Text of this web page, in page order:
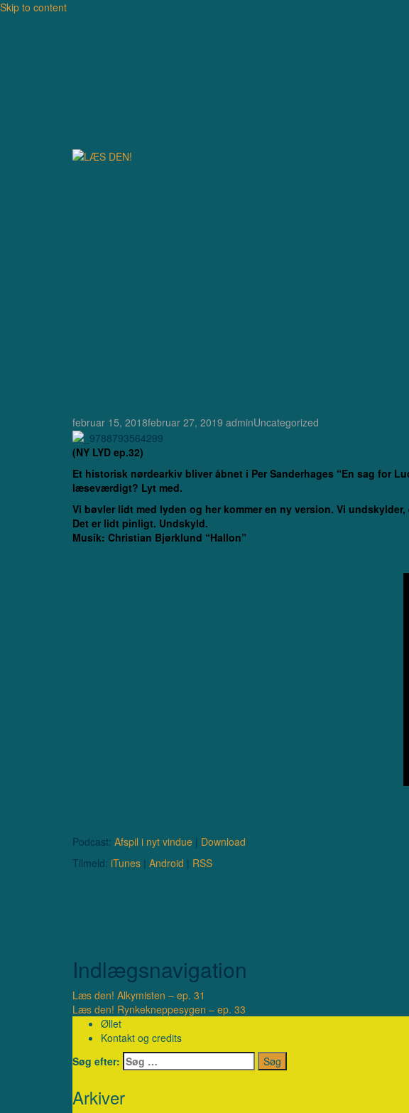
Skip to content
februar 15, 2018februar 27, 2019 adminUncategorized
(NY LYD ep.32)
Et historisk nørdearkiv bliver åbnet i Per Sanderhages “En sag for
læseværdigt? Lyt med.
Vi bøvler lidt med lyden og her kommer en ny version. Vi
Det er lidt pinligt. Undskyld.
Musik: Christian Bjørklund “Hallon”
Podcast: Afspil i nyt vindue | Download
Tilmeld: iTunes | Android | RSS
Indlægsnavigation
Læs den! Alkymisten – ep. 31
Læs den! Rynkekneppesygen – ep. 33
Øllet
Kontakt og credits
Søg efter:
Arkiver